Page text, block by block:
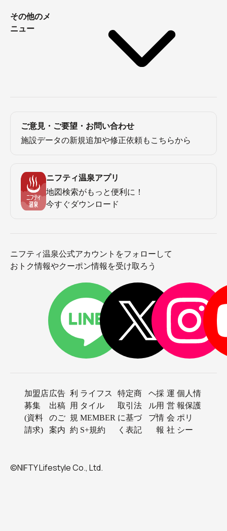
その他のメ
ニュー
ご意見・ご要望・お問い合わせ
施設データの新規追加や修正依頼もこちらから
ニフティ温泉アプリ
地図検索がもっと便利に！
今すぐダウンロード
ニフティ温泉公式アカウントをフォローして
おトク情報やクーポン情報を受け取ろう
加盟店
募集
(資料
請求)
広告
出稿
のご
案内
利
用
規
約
ライフス
タイル
MEMBER
S+規約
特定商
取引法
に基づ
く表記
ヘ
ル
プ
採
用
情
報
運
営
会
社
個人情
報保護
ポリ
シー
©NIFTY Lifestyle Co., Ltd.